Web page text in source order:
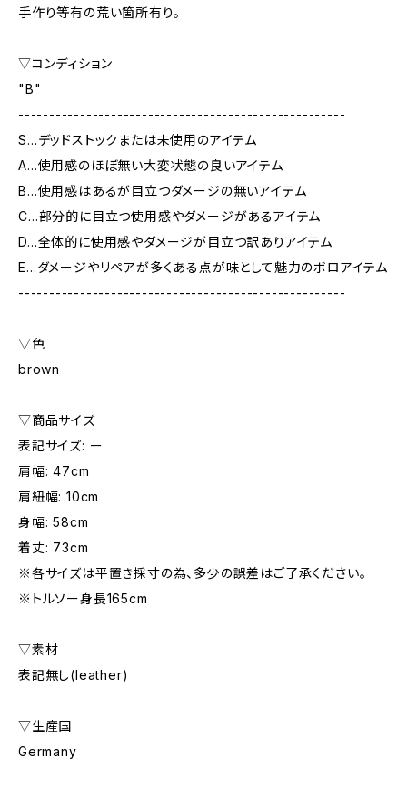
手作り等有の荒い箇所有り。
▽コンディション
"B"
-----------------------------------------------------
S…デッドストックまたは未使用のアイテム
A…使用感のほぼ無い大変状態の良いアイテム
B…使用感はあるが目立つダメージの無いアイテム
C…部分的に目立つ使用感やダメージがあるアイテム
D…全体的に使用感やダメージが目立つ訳ありアイテム
E…ダメージやリペアが多くある点が味として魅力のボロアイテム
-----------------------------------------------------
▽色
brown
▽商品サイズ
表記サイズ: ー
肩幅: 47cm
肩紐幅: 10cm
身幅: 58cm
着丈: 73cm
※各サイズは平置き採寸の為、多少の誤差はご了承ください。
※トルソー身長165cm
▽素材
表記無し(leather)
▽生産国
Germany